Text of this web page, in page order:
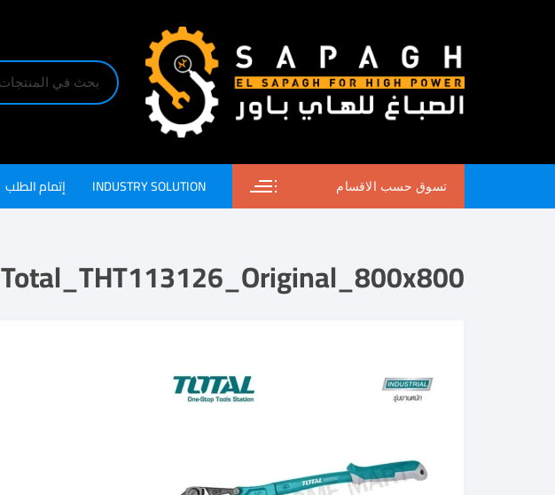
تسوق حسب الاقسام INDUSTRY SOLUTION إتمام الطلب
Total_THT113126_Original_800x800